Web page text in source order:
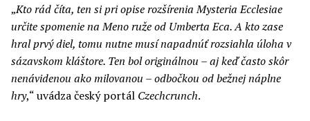
„Kto rád číta, ten si pri opise rozšírenia Mysteria Ecclesiae
určite spomenie na Meno ruže od Umberta Eca. A kto zase
hral prvý diel, tomu nutne musí napadnúť rozsiahla úloha v
sázavskom kláštore. Ten bol originálnou – aj keď často skôr
nenávidenou ako milovanou – odbočkou od bežnej náplne
hry,“ uvádza český portál Czechcrunch.